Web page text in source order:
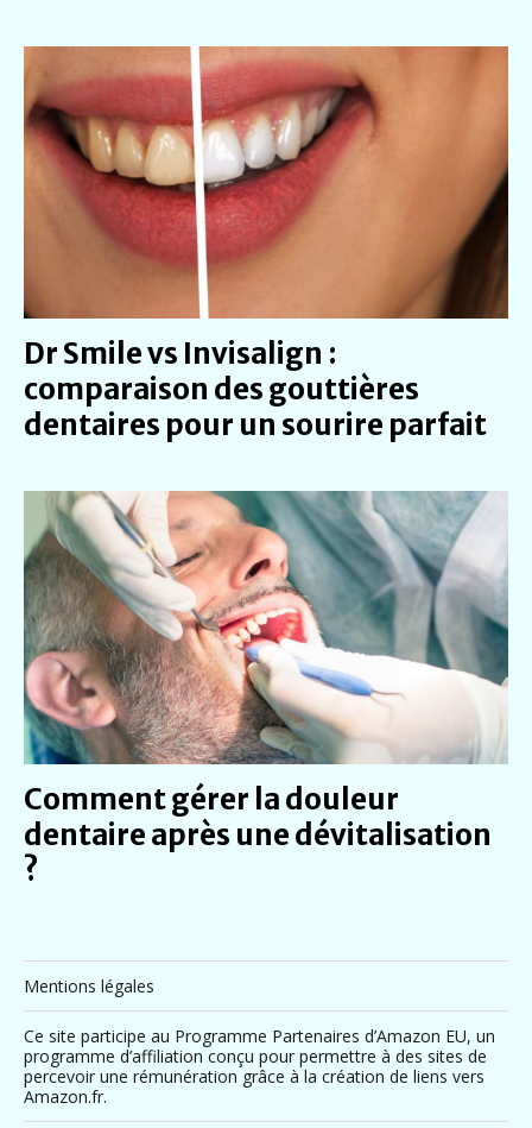
Dr Smile vs Invisalign :
comparaison des gouttières
dentaires pour un sourire parfait
Comment gérer la douleur
dentaire après une dévitalisation
?
Mentions légales
Ce site participe au Programme Partenaires d’Amazon EU, un
programme d’affiliation conçu pour permettre à des sites de
percevoir une rémunération grâce à la création de liens vers
Amazon.fr.